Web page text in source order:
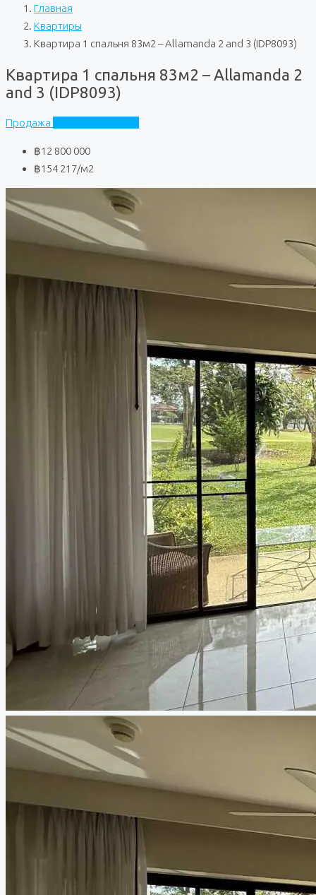
Главная
Квартиры
Квартира 1 спальня 83м2 – Allamanda 2 and 3 (IDP8093)
Квартира 1 спальня 83м2 – Allamanda 2
and 3 (IDP8093)
Продажа
฿12 800 000
฿154 217/м2